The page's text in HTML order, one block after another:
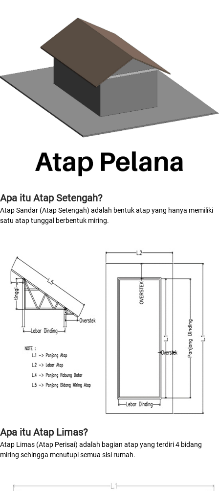
Apa itu Atap Setengah?
Atap Sandar (Atap Setengah) adalah bentuk atap yang hanya memiliki
satu atap tunggal berbentuk miring.
Apa itu Atap Limas?
Atap Limas (Atap Perisai) adalah bagian atap yang terdiri 4 bidang
miring sehingga menutupi semua sisi rumah.